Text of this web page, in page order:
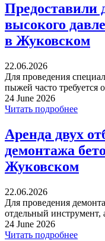
Предоставили
высокого
в Жуковском
22.06.2026
Для проведения
пыжей часто требуется
24 June 2026
Читать подробнее
Аренда двух
демонтажа
Жуковском
22.06.2026
Для проведения
отдельный инструмент,
24 June 2026
Читать подробнее